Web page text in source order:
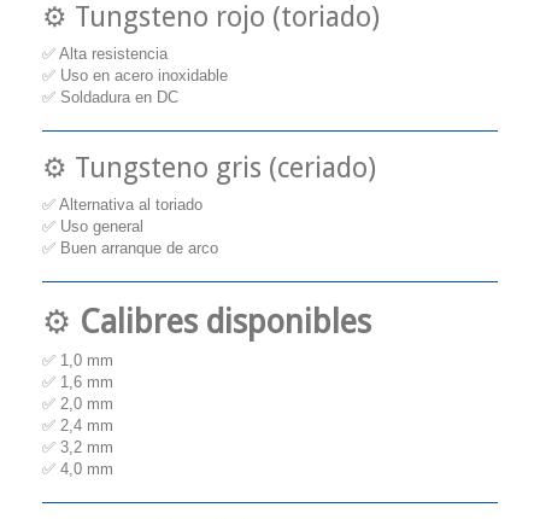
⚙️ Tungsteno rojo (toriado)
✅ Alta resistencia
✅ Uso en acero inoxidable
✅ Soldadura en DC
⚙️ Tungsteno gris (ceriado)
✅ Alternativa al toriado
✅ Uso general
✅ Buen arranque de arco
⚙️ Calibres disponibles
✅ 1,0 mm
✅ 1,6 mm
✅ 2,0 mm
✅ 2,4 mm
✅ 3,2 mm
✅ 4,0 mm